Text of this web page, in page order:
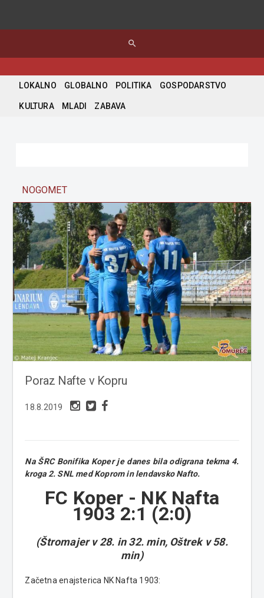
search
LOKALNO GLOBALNO POLITIKA GOSPODARSTVO
KULTURA MLADI ZABAVA
NOGOMET
Poraz Nafte v Kopru
18.8.2019
Na ŠRC Bonifika Koper je danes bila odigrana tekma 4.
kroga 2. SNL med Koprom in lendavsko Nafto.
FC Koper - NK Nafta
1903 2:1 (2:0)
(Štromajer v 28. in 32. min, Oštrek v 58.
min)
Začetna enajsterica NK Nafta 1903: